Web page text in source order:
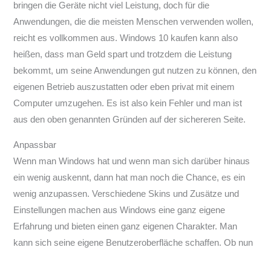
bringen die Geräte nicht viel Leistung, doch für die
Anwendungen, die die meisten Menschen verwenden wollen,
reicht es vollkommen aus. Windows 10 kaufen kann also
heißen, dass man Geld spart und trotzdem die Leistung
bekommt, um seine Anwendungen gut nutzen zu können, den
eigenen Betrieb auszustatten oder eben privat mit einem
Computer umzugehen. Es ist also kein Fehler und man ist
aus den oben genannten Gründen auf der sichereren Seite.
Anpassbar
Wenn man Windows hat und wenn man sich darüber hinaus
ein wenig auskennt, dann hat man noch die Chance, es ein
wenig anzupassen. Verschiedene Skins und Zusätze und
Einstellungen machen aus Windows eine ganz eigene
Erfahrung und bieten einen ganz eigenen Charakter. Man
kann sich seine eigene Benutzeroberfläche schaffen. Ob nun